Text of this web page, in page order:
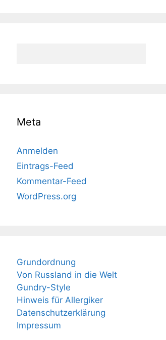
Meta
Anmelden
Eintrags-Feed
Kommentar-Feed
WordPress.org
Grundordnung
Von Russland in die Welt
Gundry-Style
Hinweis für Allergiker
Datenschutzerklärung
Impressum